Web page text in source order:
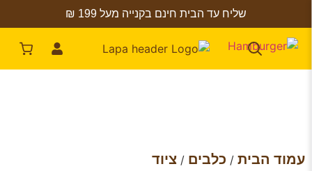
שליח עד הבית חינם בקנייה מעל 199 ₪
עמוד הבית / כלבים / ציוד